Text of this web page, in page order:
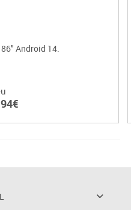
Android 14.